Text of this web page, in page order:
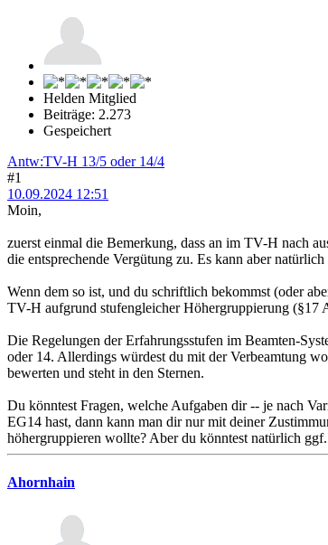
Helden Mitglied
Beiträge: 2.273
Gespeichert
Antw:TV-H 13/5 oder 14/4
#1
10.09.2024 12:51
Moin,
zuerst einmal die Bemerkung, dass an im TV-H nach
die entsprechende Vergütung zu. Es kann aber
Wenn dem so ist, und du schriftlich bekommst (oder
TV-H aufgrund stufengleicher Höhergruppierung (§17
Die Regelungen der Erfahrungsstufen im Beamten-
oder 14. Allerdings würdest du mit der Verbeamtung
bewerten und steht in den Sternen.
Du könntest Fragen, welche Aufgaben dir -- je nach
EG14 hast, dann kann man dir nur mit deiner
höhergruppieren wollte? Aber du könntest natürlich
Ahornhain